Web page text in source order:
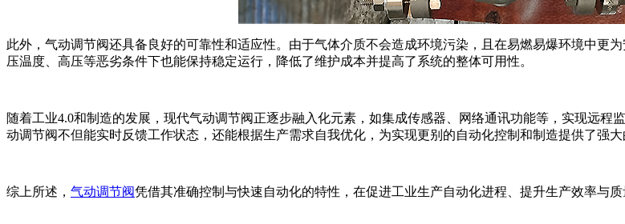
此外，气动调节阀还具备良好的可靠性和适应性。由于气体介质不会造成环境污染，且在易燃易爆环境中更
压温度、高压等恶劣条件下也能保持稳定运行，降低了维护成本并提高了系统的整体可用性。
随着工业4.0和制造的发展，现代气动调节阀正逐步融入化元素，如集成传感器、网络通讯功能等，实现远
动调节阀不但能实时反馈工作状态，还能根据生产需求自我优化，为实现更别的自动化控制和制造提供了强大
综上所述， 气动调节阀凭借其准确控制与快速自动化的特性，在促进工业生产自动化进程、提升生产效率与